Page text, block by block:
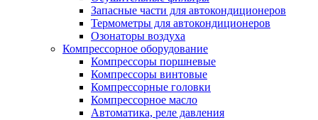
Запасные части для автокондиционеров
Термометры для автокондиционеров
Озонаторы воздуха
Компрессорное оборудование
Компрессоры поршневые
Компрессоры винтовые
Компрессорные головки
Компрессорное масло
Автоматика, реле давления